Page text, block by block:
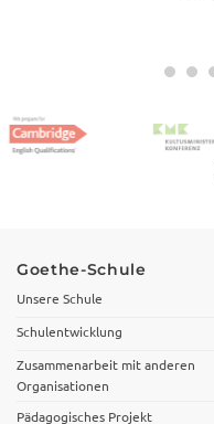
Goethe-Schule
Unsere Schule
Schulentwicklung
Zusammenarbeit mit anderen
Organisationen
Pädagogisches Projekt